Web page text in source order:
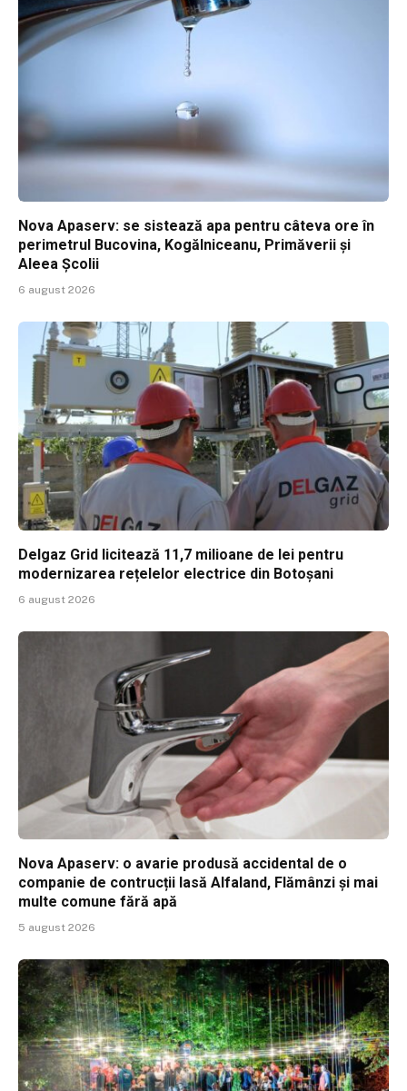
Nova Apaserv: se sistează apa pentru câteva ore în
perimetrul Bucovina, Kogălniceanu, Primăverii și
Aleea Școlii
6 august 2026
Delgaz Grid licitează 11,7 milioane de lei pentru
modernizarea rețelelor electrice din Botoșani
6 august 2026
Nova Apaserv: o avarie produsă accidental de o
companie de contrucții lasă Alfaland, Flămânzi și mai
multe comune fără apă
5 august 2026